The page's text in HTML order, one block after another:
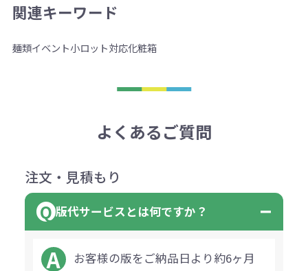
関連キーワード
麺類イベント小ロット対応化粧箱
よくあるご質問
注文・見積もり
版代サービスとは何ですか？
お客様の版をご納品日より約6ヶ月